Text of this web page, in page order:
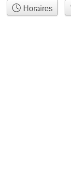
Horaires